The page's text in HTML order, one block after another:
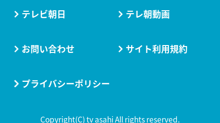
テレビ朝日 テレ朝動画
お問い合わせ サイト利用規約
プライバシーポリシー
Copyright(C) tv asahi All rights reserved.